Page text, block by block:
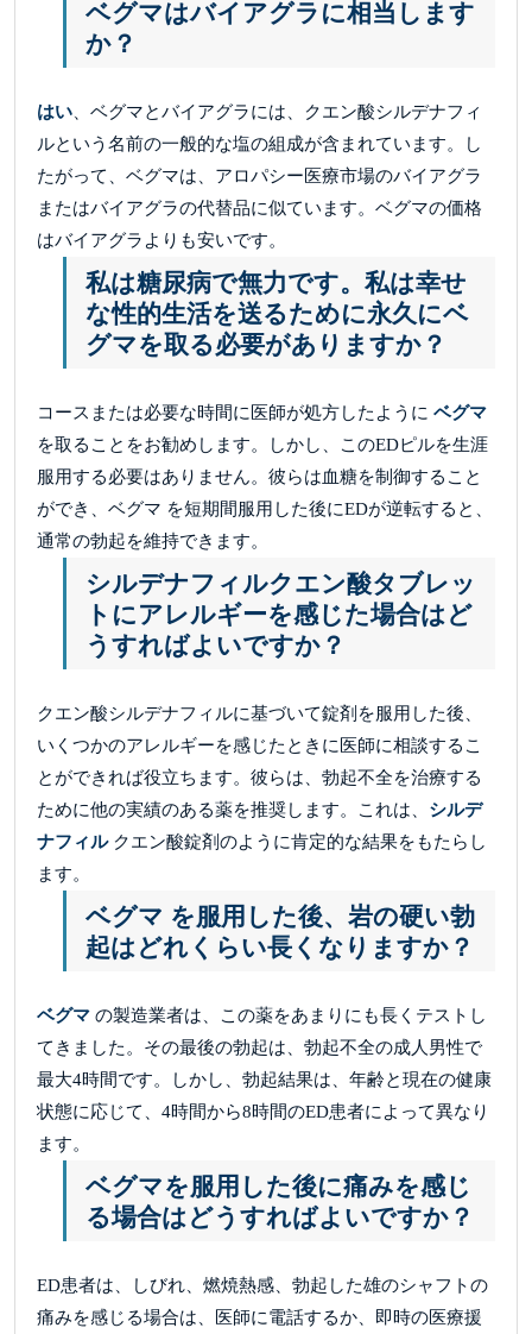
ベグマはバイアグラに相当します
か？
はい 、ベグマとバイアグラには、クエン酸シルデナフィ
ルという名前の一般的な塩の組成が含まれています。し
たがって、ベグマは、アロパシー医療市場のバイアグラ
またはバイアグラの代替品に似ています。ベグマの価格
はバイアグラよりも安いです。
私は糖尿病で無力です。私は幸せ
な性的生活を送るために永久にベ
グマを取る必要がありますか？
コースまたは必要な時間に医師が処方したように ベグマ
を取ることをお勧めします。しかし、このEDピルを生涯
服用する必要はありません。彼らは血糖を制御すること
ができ、ベグマ を短期間服用した後にEDが逆転すると、
通常の勃起を維持できます。
シルデナフィルクエン酸タブレッ
トにアレルギーを感じた場合はど
うすればよいですか？
クエン酸シルデナフィルに基づいて錠剤を服用した後、
いくつかのアレルギーを感じたときに医師に相談するこ
とができれば役立ちます。彼らは、勃起不全を治療する
ために他の実績のある薬を推奨します。これは、 シルデ
ナフィル クエン酸錠剤のように肯定的な結果をもたらし
ます。
ベグマ を服用した後、岩の硬い勃
起はどれくらい長くなりますか？
ベグマ の製造業者は、この薬をあまりにも長くテストし
てきました。その最後の勃起は、勃起不全の成人男性で
最大4時間です。しかし、勃起結果は、年齢と現在の健康
状態に応じて、4時間から8時間のED患者によって異なり
ます。
ベグマを服用した後に痛みを感じ
る場合はどうすればよいですか？
ED患者は、しびれ、燃焼熱感、勃起した雄のシャフトの
痛みを感じる場合は、医師に電話するか、即時の医療援